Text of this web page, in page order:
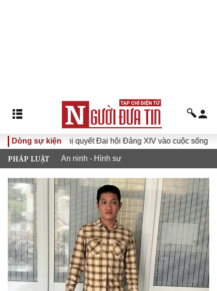
Dòng sự kiện
Đưa Nghị quyết Đại hội Đảng XIV vào cuộc sống
PHÁP LUẬT An ninh - Hình sự